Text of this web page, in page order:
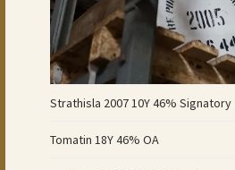
Strathisla 2007 10Y 46% Signatory
Tomatin 18Y 46% OA